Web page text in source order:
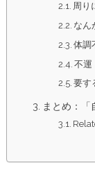
周り
なん
体調
不運
要す
まとめ：